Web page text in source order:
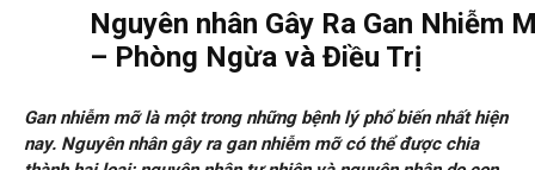
Nguyên nhân Gây Ra Gan Nhiễm
– Phòng Ngừa và Điều Trị
Gan nhiễm mỡ là một trong những bệnh lý phổ biến nhất hiện
nay. Nguyên nhân gây ra gan nhiễm mỡ có thể được chia